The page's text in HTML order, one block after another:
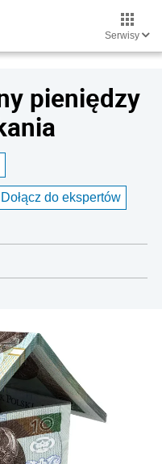
Serwisy
pieniędzy
Dołącz do ekspertów